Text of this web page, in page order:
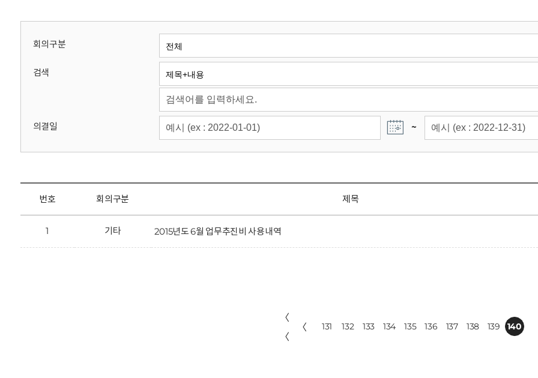
회
회의구분
검색
의결일 ~
번호 회의구분 제목
1 기타 2015년도 6월 업무추진비 사용내역
〈
〈
〈 131 132 133 134 135 136 137 138 139 140